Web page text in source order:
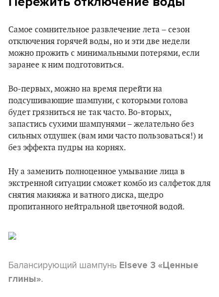
Самое сомнительное развлечение лета – сезон
отключения горячей воды, но и эти две недели
можно прожить с минимальными потерями, если
заранее к ним подготовиться.
Во-первых, можно на время перейти на
подсушивающие шампуни, с которыми голова
будет грязниться не так часто. Во-вторых,
запастись сухими шампунями – желательно без
сильных отдушек (вам ими часто пользоваться!) и
без эффекта пудры на корнях.
Ну а заменить полноценное умывание лица в
экстренной ситуации сможет комбо из салфеток для
снятия макияжа и ватного диска, щедро
пропитанного нейтральной цветочной водой.
​​Балансирующий шампунь Elseve 3 «Ценные
глины».